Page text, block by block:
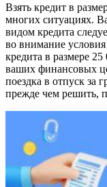
Взять кредит в
многих ситуациях.
видом кредита
во внимание
кредита в размере
ваших финансовых
поездка в отпуск за
прежде чем решить,